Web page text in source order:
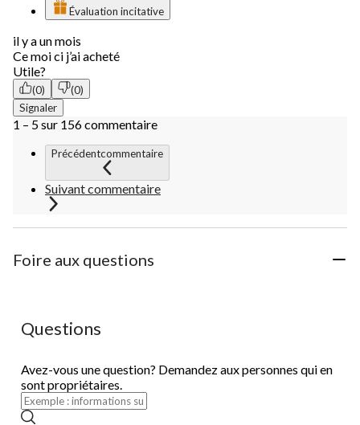
Évaluation incitative
il y a un mois
Ce moi ci j’ai acheté
Utile?
(0)
(0)
Signaler
1 – 5 sur 156 commentaire
Précédentcommentaire
Suivant commentaire
Foire aux questions
Questions
Avez-vous une question? Demandez aux personnes qui en
sont propriétaires.